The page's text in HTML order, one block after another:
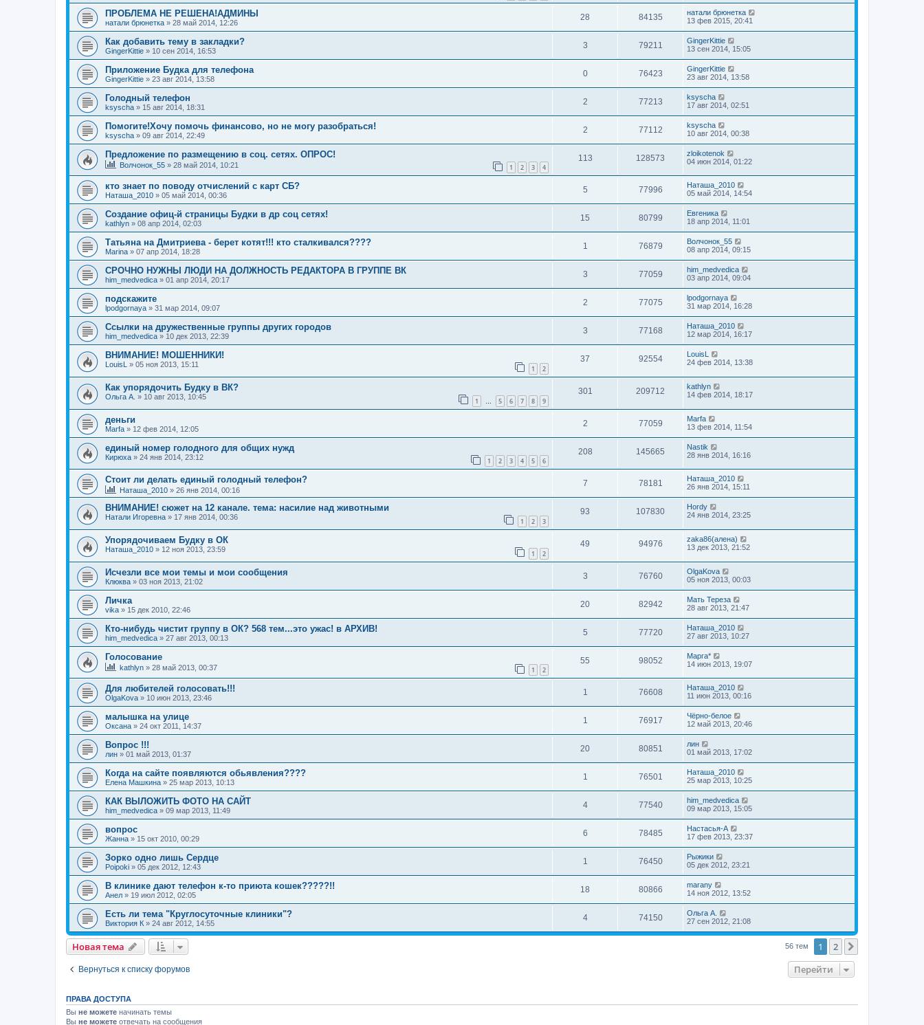
ПРОБЛЕМА НЕ РЕШЕНА!АДМИНЫ
натали брюнетка » 28 май 2014, 12:26
28 84135
натали брюнетка
13 фев 2015, 20:41
Как добавить тему в закладки?
GingerKittie » 10 сен 2014, 16:53
3 79211
GingerKittie
13 сен 2014, 15:05
Приложение Будка для телефона
GingerKittie » 23 авг 2014, 13:58
0 76423
GingerKittie
23 авг 2014, 13:58
Голодный телефон
ksyscha » 15 авг 2014, 18:31
2 77213
ksyscha
17 авг 2014, 02:51
Помогите!Хочу помочь финансово, но не могу разобраться!
ksyscha » 09 авг 2014, 22:49
2 77112
ksyscha
10 авг 2014, 00:38
Предложение по размещению в соц. сетях. ОПРОС!
Волчонок_55 » 28 май 2014, 10:21 1 2 3 4
113 128573
zloikotenok
04 июн 2014, 01:22
кто знает по поводу отчислений с карт СБ?
Наташа_2010 » 05 май 2014, 00:36
5 77996
Наташа_2010
05 май 2014, 14:54
Создание офиц-й страницы Будки в др соц сетях!
kathlyn » 08 апр 2014, 02:03
15 80799
Евгеника
18 апр 2014, 11:01
Татьяна на Дмитриева - берет котят!!! кто сталкивался????
Marina » 07 апр 2014, 18:28
1 76879
Волчонок_55
08 апр 2014, 09:15
СРОЧНО НУЖНЫ ЛЮДИ НА ДОЛЖНОСТЬ РЕДАКТОРА В ГРУППЕ ВК
him_medvedica » 01 апр 2014, 20:17
3 77059
him_medvedica
03 апр 2014, 09:04
подскажите
lpodgornaya » 31 мар 2014, 09:07
2 77075
lpodgornaya
31 мар 2014, 16:28
Ссылки на дружественные группы других городов
him_medvedica » 10 дек 2013, 22:39
3 77168
Наташа_2010
12 мар 2014, 16:17
ВНИМАНИЕ! МОШЕННИКИ!
LouisL » 05 ноя 2013, 15:11 1 2
37 92554
LouisL
24 фев 2014, 13:38
Как упорядочить Будку в ВК?
Ольга А. » 10 авг 2013, 10:45 1 … 5 6 7 8 9
301 209712
kathlyn
14 фев 2014, 18:17
деньги
Marfa » 12 фев 2014, 12:05
2 77059
Marfa
13 фев 2014, 11:54
единый номер голодного для общих нужд
Кирюха » 24 янв 2014, 23:12 1 2 3 4 5 6
208 145665
Nastik
28 янв 2014, 16:16
Стоит ли делать единый голодный телефон?
Наташа_2010 » 26 янв 2014, 00:16
7 78181
Наташа_2010
26 янв 2014, 15:11
ВНИМАНИЕ! сюжет на 12 канале. тема: насилие над животными
Натали Игоревна » 17 янв 2014, 00:36 1 2 3
93 107830
Hordy
24 янв 2014, 23:25
Упорядочиваем Будку в ОК
Наташа_2010 » 12 ноя 2013, 23:59 1 2
49 94976
zaka86(алена)
13 дек 2013, 21:52
Исчезли все мои темы и мои сообщения
Клюква » 03 ноя 2013, 21:02
3 76760
OlgaKova
05 ноя 2013, 00:03
Личка
vika » 15 дек 2010, 22:46
20 82942
Мать Тереза
28 авг 2013, 21:47
Кто-нибудь чистит группу в ОК? 568 тем...это ужас! в АРХИВ!
him_medvedica » 27 авг 2013, 00:13
5 77720
Наташа_2010
27 авг 2013, 10:27
Голосование
kathlyn » 28 май 2013, 00:37 1 2
55 98052
Марга*
14 июн 2013, 19:07
Для любителей голосовать!!!
OlgaKova » 10 июн 2013, 23:46
1 76608
Наташа_2010
11 июн 2013, 00:16
малышка на улице
Оксана » 24 окт 2011, 14:37
1 76917
Чёрно-белое
12 май 2013, 20:46
Вопрос !!!
лин » 01 май 2013, 01:37
20 80851
лин
01 май 2013, 17:02
Когда на сайте появляются обьявления????
Елена Машкина » 25 мар 2013, 10:13
1 76501
Наташа_2010
25 мар 2013, 10:25
КАК ВЫЛОЖИТЬ ФОТО НА САЙТ
him_medvedica » 09 мар 2013, 11:49
4 77540
him_medvedica
09 мар 2013, 15:05
вопрос
Жанна » 15 окт 2010, 00:29
6 78485
Настасья-А
17 фев 2013, 23:37
Зорко одно лишь Сердце
Poipoki » 05 дек 2012, 12:43
1 76450
Рыжики
05 дек 2012, 23:21
В клинике дают телефон к-то приюта кошек?????!!
Анел » 19 июл 2012, 02:05
18 80866
marany
14 ноя 2012, 13:52
Есть ли тема "Круглосуточные клиники"?
Виктория К » 24 авг 2012, 14:55
4 74150
Ольга А.
27 сен 2012, 21:08
Новая тема 56 тем 1 2
Вернуться к списку форумов Перейти
ПРАВА ДОСТУПА
Вы не можете начинать темы
Вы не можете отвечать на сообщения